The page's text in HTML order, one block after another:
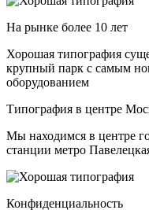
На рынке более 10 лет
Хорошая типография
крупный парк с самым
оборудованием
Типография в центре
Мы находимся в центре
станции метро
Конфиденциальность